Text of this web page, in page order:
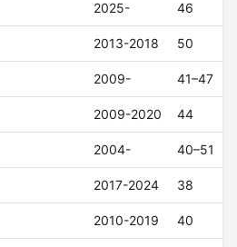
2025- 46
2013-2018 50
2009- 41–47
2009-2020 44
2004- 40–51
2017-2024 38
2010-2019 40